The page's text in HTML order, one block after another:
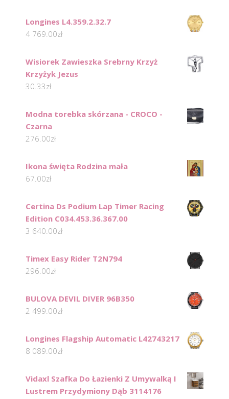
Longines L4.359.2.32.7
4 769.00zł
Wisiorek Zawieszka Srebrny Krzyż
Krzyżyk Jezus
30.33zł
Modna torebka skórzana - CROCO -
Czarna
276.00zł
Ikona święta Rodzina mała
67.00zł
Certina Ds Podium Lap Timer Racing
Edition C034.453.36.367.00
3 640.00zł
Timex Easy Rider T2N794
296.00zł
BULOVA DEVIL DIVER 96B350
2 499.00zł
Longines Flagship Automatic L42743217
8 089.00zł
Vidaxl Szafka Do Łazienki Z Umywalką I
Lustrem Przydymiony Dąb 3114176